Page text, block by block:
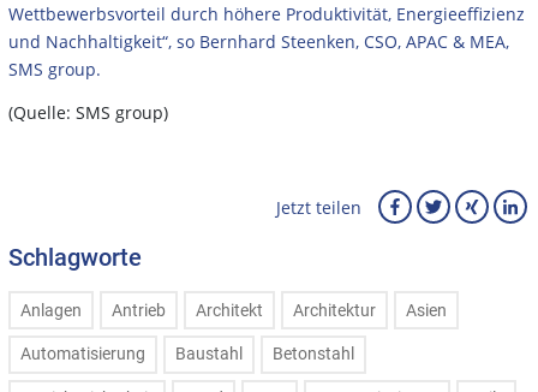
Wettbewerbsvorteil durch höhere Produktivität, Energieeffizienz
und Nachhaltigkeit“, so Bernhard Steenken, CSO, APAC & MEA,
SMS group.
(Quelle: SMS group)
Jetzt teilen
Schlagworte
Anlagen Antrieb Architekt Architektur Asien
Automatisierung Baustahl Betonstahl